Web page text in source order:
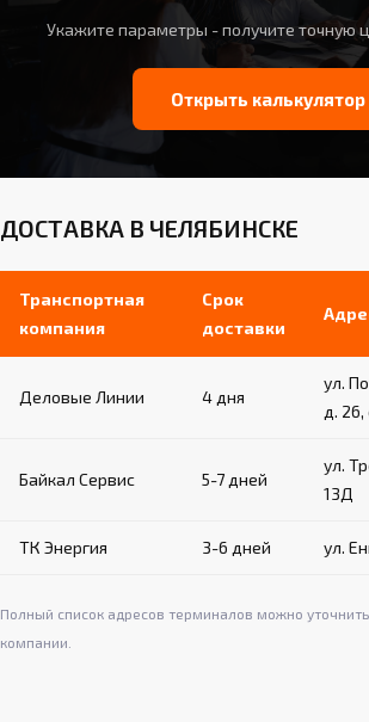
Укажите параметры - получите точную
Открыть калькулятор
ДОСТАВКА В ЧЕЛЯБИНСКЕ
Транспортная
компания
Срок
доставки
Деловые Линии 4 дня
ул.
д. 26,
Байкал Сервис 5-7 дней
ул.
13Д
ТК Энергия 3-6 дней ул.
Полный список адресов терминалов можно
компании.